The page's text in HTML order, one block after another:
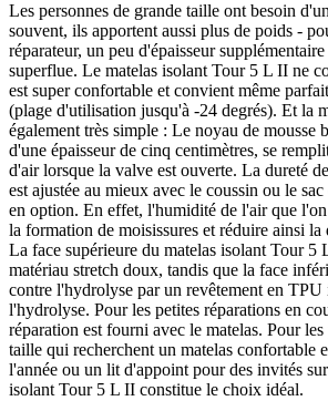
Les personnes de grande taille ont besoin
souvent, ils apportent aussi plus de poids -
réparateur, un peu d'épaisseur
superflue. Le matelas isolant Tour 5 L II ne
est super confortable et convient même
(plage d'utilisation jusqu'à -24 degrés). Et la
également très simple : Le noyau de mousse
d'une épaisseur de cinq centimètres, se
d'air lorsque la valve est ouverte. La dureté
est ajustée au mieux avec le coussin ou le
en option. En effet, l'humidité de l'air que
la formation de moisissures et réduire ainsi la
La face supérieure du matelas isolant Tour 5
matériau stretch doux, tandis que la face
contre l'hydrolyse par un revêtement en TPU
l'hydrolyse. Pour les petites réparations en
réparation est fourni avec le matelas. Pour les
taille qui recherchent un matelas confortable
l'année ou un lit d'appoint pour des invités
isolant Tour 5 L II constitue le choix idéal.